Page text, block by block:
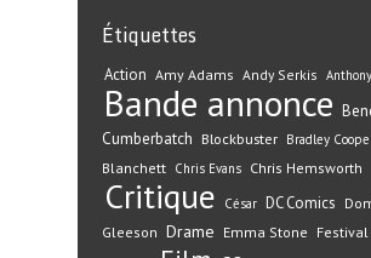
Étiquettes
Action Amy Adams Andy Serkis
Bande annonce
Cumberbatch Blockbuster Bradley
Blanchett Chris Evans Chris Hemsworth
Critique César DC Comics
Gleeson Drame Emma Stone Festival